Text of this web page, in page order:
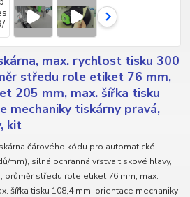
max. rychlost tisku 300
středu role etiket 76 mm,
205 mm, max. šířka tisku
mechaniky tiskárny pravá,
kit
čárového kódu pro automatické
mm), silná ochranná vrstva tiskové hlavy,
průměr středu role etiket 76 mm, max.
šířka tisku 108,4 mm, orientace mechaniky